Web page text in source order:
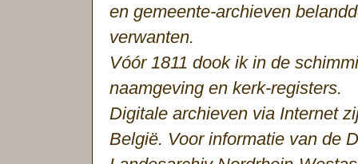
en gemeente-archieven
verwanten.
Vóór 1811 dook ik in de
naamgeving en kerk-registers.
Digitale archieven via Internet
België. Voor informatie van de